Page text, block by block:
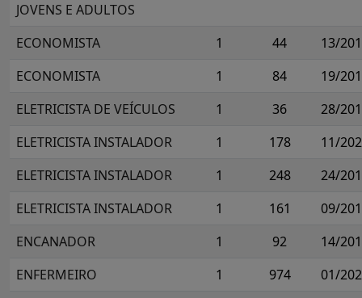
JOVENS E ADULTOS
ECONOMISTA 1 44
13/
ECONOMISTA
1 84
19/
ELETRICISTA DE VEÍCULOS
1 36
28/
ELETRICISTA INSTALADOR
1 178
11/
ELETRICISTA INSTALADOR
1 248
24/
ELETRICISTA INSTALADOR
1 161
09/
ENCANADOR
1 92
14/
ENFERMEIRO
1 974
01/